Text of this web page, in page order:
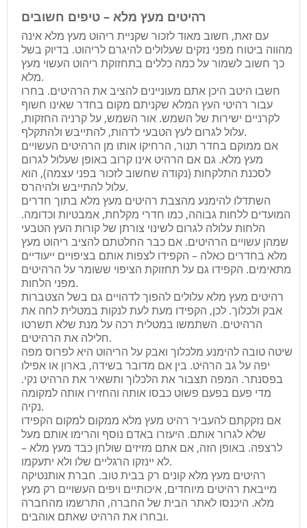
רהיטים מעץ מלא – טיפים חשובים
עם זאת, חשוב מאוד לזכור שקניית ריהוט מעץ מלא אינה
מהווה ביטוח מפני נזקים שעלולים להיגרם לריהוט. בדיוק בשל
כך חשוב לשמור על כמה כללים בתחזוקת ריהוט העשוי מעץ
מלא.
חשבו היטב היכן אתם מעוניינים להציב את הרהיטים. בחרו
עבור רהיטי העץ המלא שקניתם מקום בחדר שאינו חשוף
לקרניים ישירות של השמש. אור השמש, על קרניה החזקות,
עלול לגרום לעץ הטבעי לדהות, להתייבש ולהתקלף.
אם ממוקם בחדר תנור, הרחיקו אותו מן הרהיטים העשויים
מעץ מלא. גם אם הרהיט אינו קרוב באופן שעלול לגרום
לסכנת התלקחות (נקודה שחשוב לזכור בפני עצמה), הוא
עלול להתייבש ולהיהרס.
השתדלו להימנע מהצבת רהיטים מעץ מלא בתוך חדרים
המועדים ללחות גבוהה, כמו חדרי מקלחת, אמבטיות וכדומה.
הלחות עלולה לגרום לשינוי צורתן של קורות העץ הטבעי
שמהן עשויים הרהיטים. אם כבר החלטתם להציב ריהוט מעץ
מלא בחדרים כאלה – הקפידו לצפות אותם בציפויים ייעודיים
מתאימים. הקפידו גם על תחזוקת הציפוי ששומר על הרהיטים
מפני הלחות.
רהיטים מעץ מלא עלולים להפוך לדהויים גם בשל הצטברות
אבק ולכלוך. לכן, הקפידו מעת לעת לנקות במטלית לחה את
הרהיטים. השתמשו במטלית רכה על מנת שלא תשרטו
חלילה את הרהיטים.
שיטה טובה להימנע מלכלוך ואבק על הריהוט היא לפרוס מפה
יפה על גב הרהיט. בין אם מדובר בשידה, בארון או אפילו
בפסנתר. המפה תצבור את הלכלוך ותשאיר את הרהיט נקי.
מדי פעם בפעם פשוט כבסו אותה והחזירו אותה למקומה
נקיה.
אם נזקקתם להעביר רהיט מעץ מלא ממקום למקום הקפידו
שלא לגרור אותם. היעזרו באדם נוסף והרימו אותם מעל
לרצפה. באופן הזה, אם אתם מזיזים שולחן כבד מעץ מלא –
לא יינזקו הרגליים שלו ולא יתעקמו.
רהיטים מעץ מלא קונים רק בבית טוב. חברת אותנטיקה
מייבאת רהיטים מיוחדים, איכותיים ויפים העשויים רק מעץ
מלא. היכנסו לאתר הבית של החברה, התרשמו מהחברה
ובחרו את הרהיט שאתם אוהבים.